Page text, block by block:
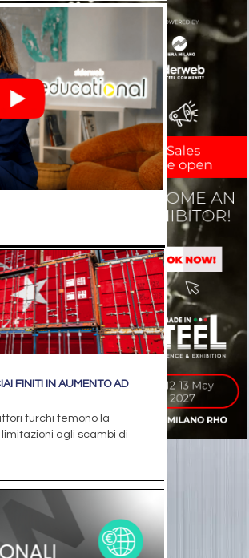
FINITI IN AUMENTO AD
turchi temono la
agli scambi di